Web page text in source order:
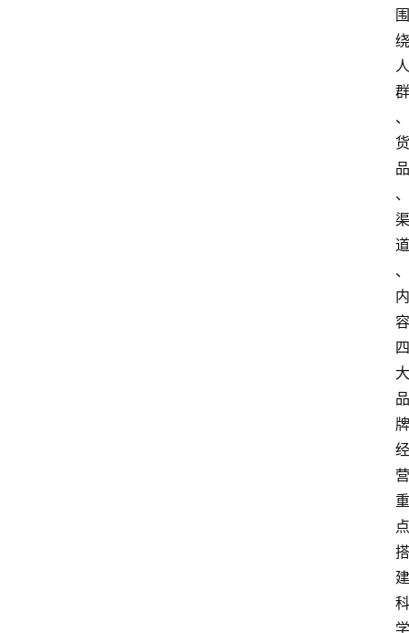
围
绕
人
群
、
货
品
、
渠
道
、
内
容
四
大
品
牌
经
营
重
点
搭
建
科
学